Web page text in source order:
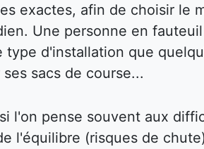
exactes, afin de choisir le
Une personne en
type d'installation que
sacs de course...
l'on pense souvent aux
l'équilibre (risques de